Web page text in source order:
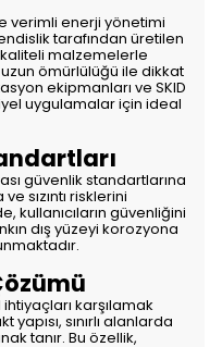
verimli enerji yönetimi
tarafından üretilen
kaliteli malzemelerle
uzun ömürlülüğü ile dikkat
ekipmanları ve SKID
uygulamalar için ideal
güvenlik standartlarına
sızıntı risklerini
kullanıcıların güvenliğini
dış yüzeyi korozyona
karşılamak
sınırlı alanlarda
tanır. Bu özellik,